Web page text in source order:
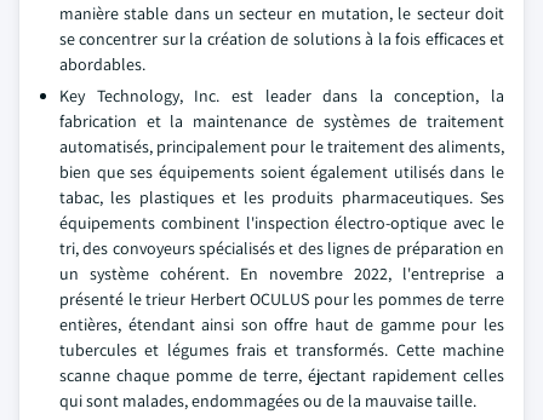
manière stable dans un secteur en mutation, le secteur doit
se concentrer sur la création de solutions à la fois efficaces et
abordables.
Key Technology, Inc. est leader dans la conception, la
fabrication et la maintenance de systèmes de traitement
automatisés, principalement pour le traitement des aliments,
bien que ses équipements soient également utilisés dans le
tabac, les plastiques et les produits pharmaceutiques. Ses
équipements combinent l'inspection électro-optique avec le
tri, des convoyeurs spécialisés et des lignes de préparation en
un système cohérent. En novembre 2022, l'entreprise a
présenté le trieur Herbert OCULUS pour les pommes de terre
entières, étendant ainsi son offre haut de gamme pour les
tubercules et légumes frais et transformés. Cette machine
scanne chaque pomme de terre, éjectant rapidement celles
qui sont malades, endommagées ou de la mauvaise taille.